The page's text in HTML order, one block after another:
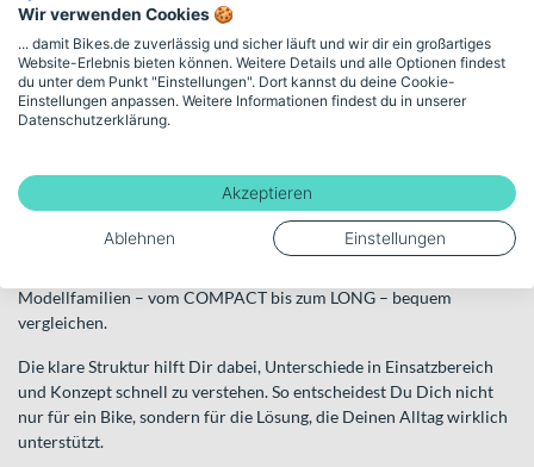
Urbanrichtet sich an Pendler und City-Fahrer.
Touristpasst zu Reisen und längeren Strecken.
Cargobietet zusätzliche Optionen für Transportaufgaben.
QIO E-Bikes im Überblick
In unserer Kategorie QIO E-Bikes
findest Du das vollständige
Modellfamilien – vom COMPACT bis zum LONG – bequem
vergleichen.
Die klare Struktur hilft Dir dabei, Unterschiede in Einsatzbereich
und Konzept schnell zu verstehen. So entscheidest Du Dich nicht
nur für ein Bike, sondern für die Lösung, die Deinen Alltag wirklich
unterstützt.
Wir verwenden Cookies 🍪
... damit Bikes.de zuverlässig und sicher läuft und wir dir ein großartiges
Website-Erlebnis bieten können. Weitere Details und alle Optionen findest
du unter dem Punkt "Einstellungen". Dort kannst du deine Cookie-
Einstellungen anpassen. Weitere Informationen findest du in unserer
Datenschutzerklärung.
Akzeptieren
Ablehnen Einstellungen